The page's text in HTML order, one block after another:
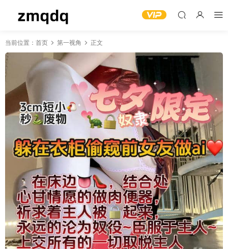
当前位置： 首页 第一视角 正文